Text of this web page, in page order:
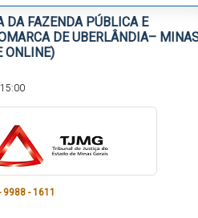
DA FAZENDA PÚBLICA E
DE UBERLÂNDIA–
ONLINE)
15:00
- 1611